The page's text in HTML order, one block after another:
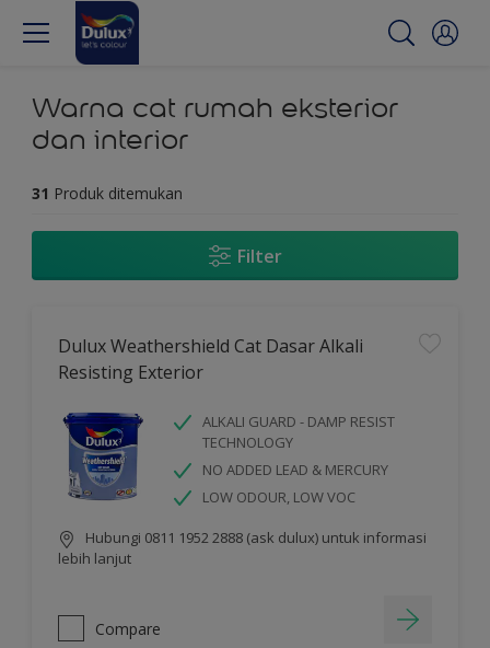
Warna cat rumah eksterior
dan interior
31 Produk ditemukan
Filter
Dulux Weathershield Cat Dasar Alkali
Resisting Exterior
ALKALI GUARD - DAMP RESIST
TECHNOLOGY
NO ADDED LEAD & MERCURY
LOW ODOUR, LOW VOC
Hubungi 0811 1952 2888 (ask dulux) untuk informasi
lebih lanjut
Compare